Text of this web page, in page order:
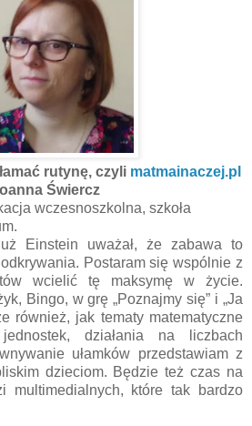
rutynę, czyli matmainaczej.pl
Świercz
wczesnoszkolna, szkoła
Einstein uważał, że zabawa to
Postaram się wspólnie z
wcielić tę maksymę w życie.
Bingo, w grę „Poznajmy się” i „Ja
również, jak tematy matematyczne
działania na liczbach
ułamków przedstawiam z
dzieciom. Będzie też czas na
multimedialnych, które tak bardzo